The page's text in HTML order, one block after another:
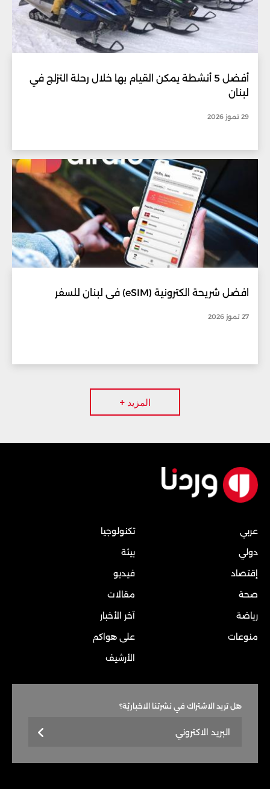
أفضل 5 أنشطة يمكن القيام بها خلال رحلة التزلج في
لبنان
29 تموز 2026
افضل شريحة الكترونية (eSIM) في لبنان للسفر
27 تموز 2026
المزيد +
عربي
دولي
إقتصاد
صحة
رياضة
منوعات
تكنولوجيا
بيئة
فيديو
مقالات
آخر الأخبار
على هواكم
الأرشيف
هل تريد الاشتراك في نشرتنا الاخباريّة؟